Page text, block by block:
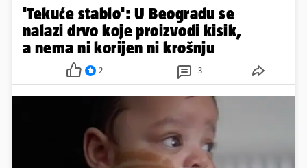
'Tekuće stablo': U Beogradu se
nalazi drvo koje proizvodi kisik,
a nema ni korijen ni krošnju
2 3